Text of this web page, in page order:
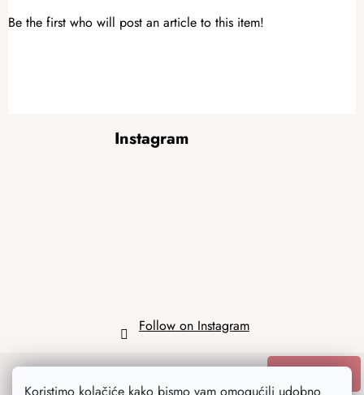
Be the first who will post an article to this item!
Instagram
Follow on Instagram